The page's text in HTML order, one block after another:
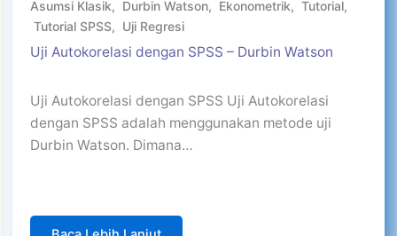
Asumsi Klasik, Durbin Watson, Ekonometrik, Tutorial,
Tutorial SPSS, Uji Regresi
Uji Autokorelasi dengan SPSS – Durbin Watson
Uji Autokorelasi dengan SPSS Uji Autokorelasi
dengan SPSS adalah menggunakan metode uji
Durbin Watson. Dimana…